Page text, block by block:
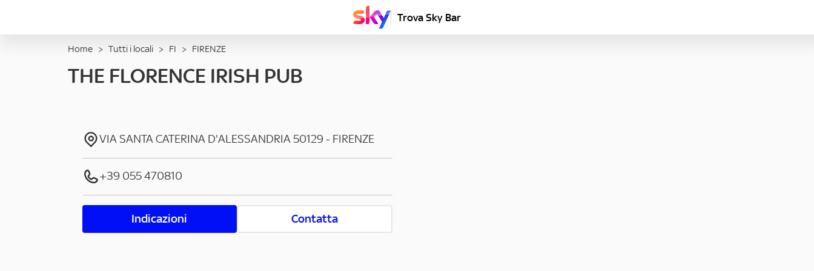
Trova Sky Bar
Home > Tutti i locali > FI > FIRENZE
THE FLORENCE IRISH PUB
VIA SANTA CATERINA D'ALESSANDRIA50129- FIRENZE
+39 055 470810
Indicazioni Contatta